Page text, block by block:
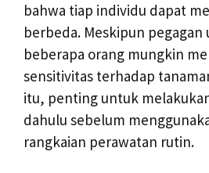
bahwa tiap individu dapat
berbeda. Meskipun pegagan
beberapa orang mungkin
sensitivitas terhadap
itu, penting untuk
dahulu sebelum
rangkaian perawatan rutin.